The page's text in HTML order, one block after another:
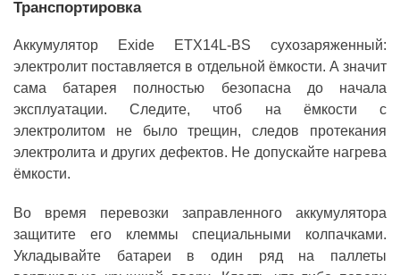
Транспортировка
Аккумулятор Exide ETX14L-BS сухозаряженный:
электролит поставляется в отдельной ёмкости. А значит
сама батарея полностью безопасна до начала
эксплуатации. Следите, чтоб на ёмкости с
электролитом не было трещин, следов протекания
электролита и других дефектов. Не допускайте нагрева
ёмкости.
Во время перевозки заправленного аккумулятора
защитите его клеммы специальными колпачками.
Укладывайте батареи в один ряд на паллеты